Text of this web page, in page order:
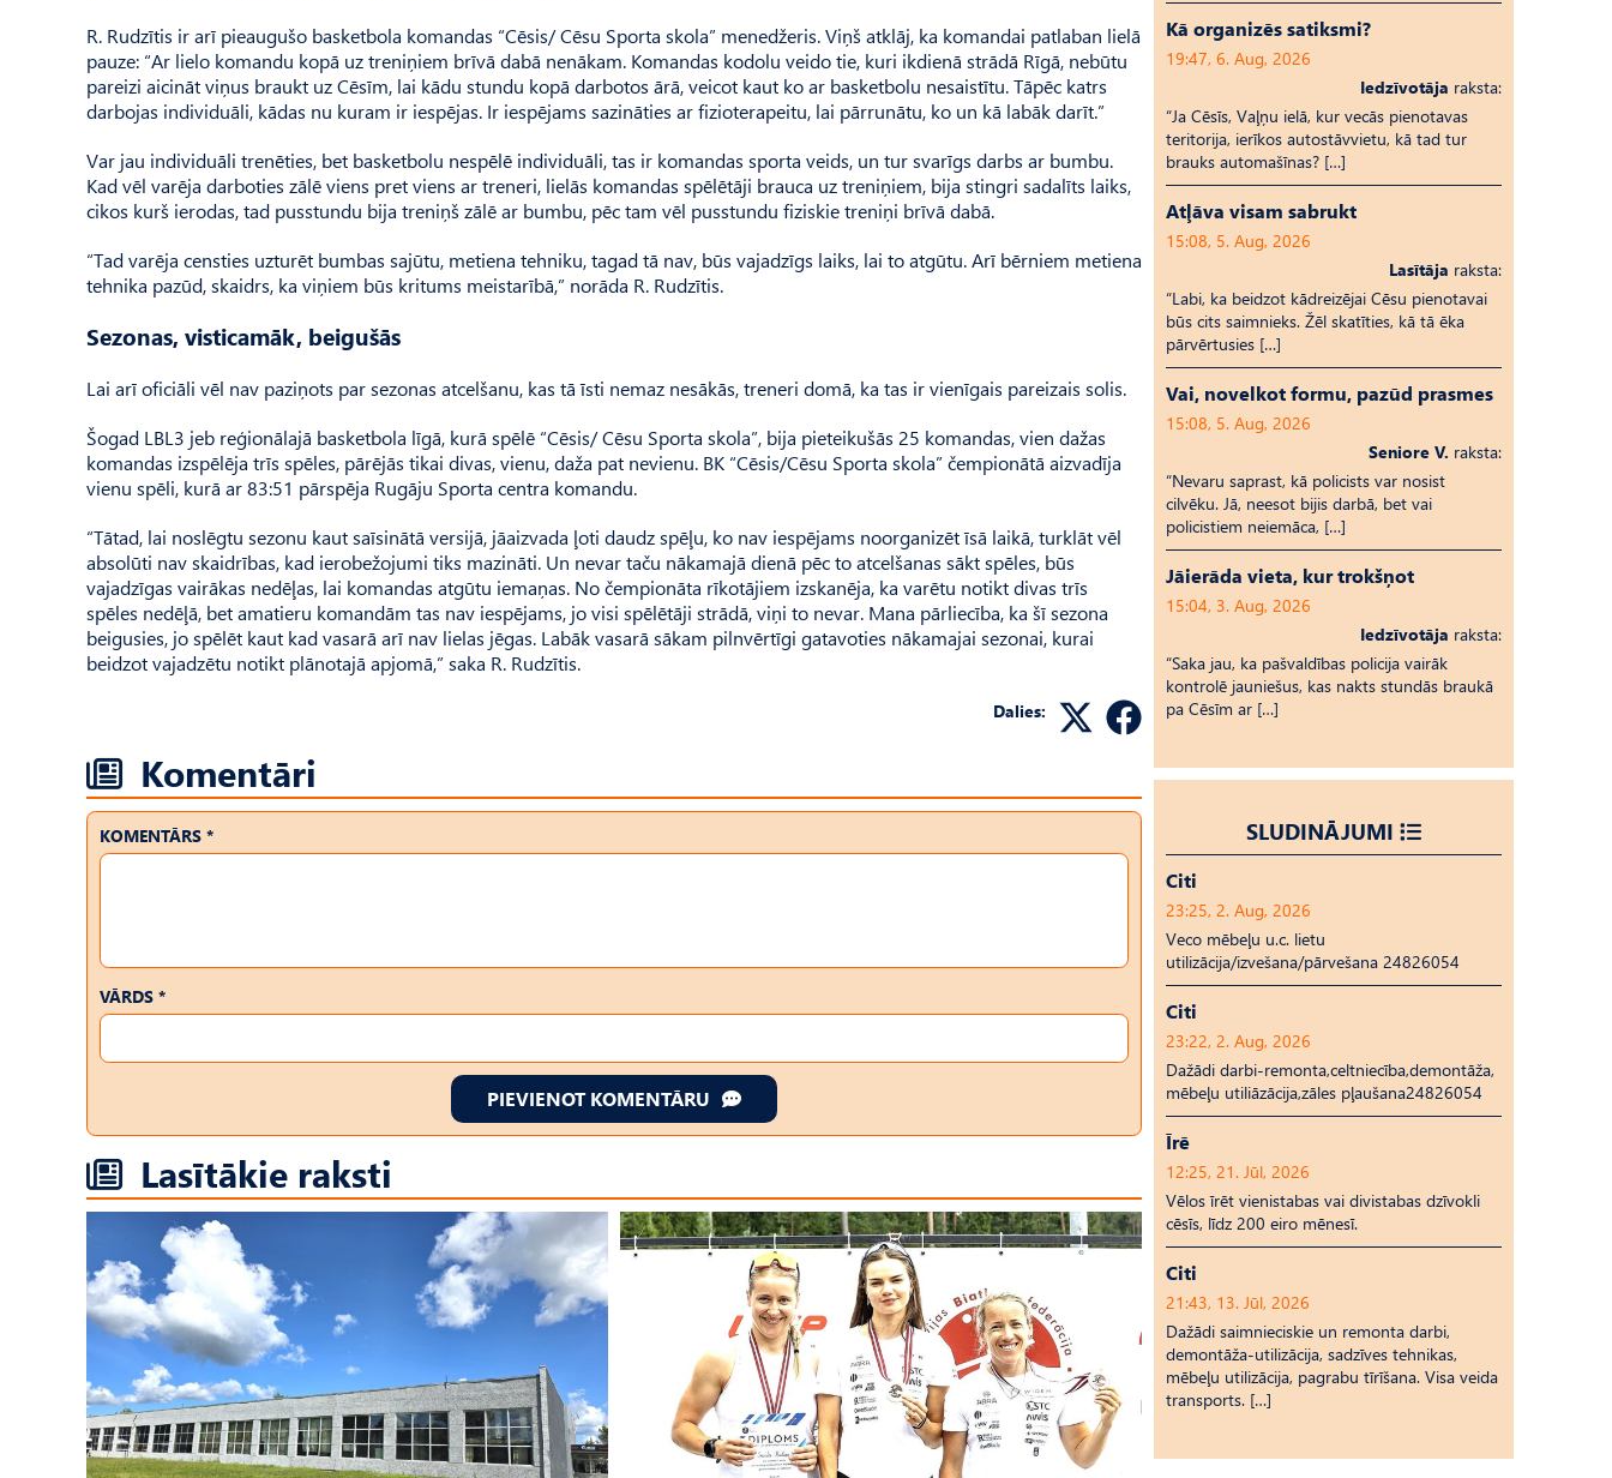
R. Rudzītis ir arī pieaugušo basketbola komandas “Cēsis/ Cēsu Sporta skola” menedžeris. Viņš atklāj, ka komandai patlaban lielā
pauze: “Ar lielo komandu kopā uz treniņiem brīvā dabā nenākam. Komandas kodolu veido tie, kuri ikdienā strādā Rīgā, nebūtu
pareizi aicināt viņus braukt uz Cēsīm, lai kādu stundu kopā darbotos ārā, veicot kaut ko ar basketbolu nesaistītu. Tāpēc katrs
darbojas individuāli, kādas nu kuram ir iespējas. Ir iespējams sazināties ar fizioterapeitu, lai pārrunātu, ko un kā labāk darīt.”
Var jau individuāli trenēties, bet basketbolu nespēlē individuāli, tas ir komandas sporta veids, un tur svarīgs darbs ar bumbu.
Kad vēl varēja darboties zālē viens pret viens ar treneri, lielās komandas spēlētāji brauca uz treniņiem, bija stingri sadalīts laiks,
cikos kurš ierodas, tad pusstundu bija treniņš zālē ar bumbu, pēc tam vēl pusstundu fiziskie treniņi brīvā dabā.
“Tad varēja censties uzturēt bumbas sajūtu, metiena tehniku, tagad tā nav, būs vajadzīgs laiks, lai to atgūtu. Arī bērniem metiena
tehnika pazūd, skaidrs, ka viņiem būs kritums meistarībā,” norāda R. Rudzītis.
Sezonas, visticamāk, beigušās
Lai arī oficiāli vēl nav paziņots par sezonas atcelšanu, kas tā īsti nemaz nesākās, treneri domā, ka tas ir vienīgais pareizais solis.
Šogad LBL3 jeb reģionālajā basketbola līgā, kurā spēlē “Cēsis/ Cēsu Sporta skola”, bija pieteikušās 25 komandas, vien dažas
komandas izspēlēja trīs spēles, pārējās tikai divas, vienu, daža pat nevienu. BK “Cēsis/Cēsu Sporta skola” čempionātā aizvadīja
vienu spēli, kurā ar 83:51 pārspēja Rugāju Sporta centra komandu.
“Tātad, lai noslēgtu sezonu kaut saīsinātā versijā, jāaizvada ļoti daudz spēļu, ko nav iespējams noorganizēt īsā laikā, turklāt vēl
absolūti nav skaidrības, kad ierobežojumi tiks mazināti. Un nevar taču nākamajā dienā pēc to atcelšanas sākt spēles, būs
vajadzīgas vairākas nedēļas, lai komandas atgūtu iemaņas. No čempionāta rīkotājiem izskanēja, ka varētu notikt divas trīs
spēles nedēļā, bet amatieru komandām tas nav iespējams, jo visi spēlētāji strādā, viņi to nevar. Mana pārliecība, ka šī sezona
beigusies, jo spēlēt kaut kad vasarā arī nav lielas jēgas. Labāk vasarā sākam pilnvērtīgi gatavoties nākamajai sezonai, kurai
beidzot vajadzētu notikt plānotajā apjomā,” saka R. Rudzītis.
Dalies:
Komentāri
KOMENTĀRS *
VĀRDS *
PIEVIENOT KOMENTĀRU
Lasītākie raksti
Kā organizēs satiksmi?
19:47, 6. Aug, 2026
Iedzīvotāja raksta:
“Ja Cēsīs, Vaļņu ielā, kur vecās pienotavas
teritorija, ierīkos autostāvvietu, kā tad tur
brauks automašīnas? […]
Atļāva visam sabrukt
15:08, 5. Aug, 2026
Lasītāja raksta:
“Labi, ka beidzot kādreizējai Cēsu pienotavai
būs cits saimnieks. Žēl skatīties, kā tā ēka
pārvērtusies […]
Vai, novelkot formu, pazūd prasmes
15:08, 5. Aug, 2026
Seniore V. raksta:
“Nevaru saprast, kā policists var nosist
cilvēku. Jā, neesot bijis darbā, bet vai
policistiem neiemāca, […]
Jāierāda vieta, kur trokšņot
15:04, 3. Aug, 2026
Iedzīvotāja raksta:
“Saka jau, ka pašvaldības policija vairāk
kontrolē jauniešus, kas nakts stundās braukā
pa Cēsīm ar […]
SLUDINĀJUMI
Citi
23:25, 2. Aug, 2026
Veco mēbeļu u.c. lietu
utilizācija/izvešana/pārvešana 24826054
Citi
23:22, 2. Aug, 2026
Dažādi darbi-remonta,celtniecība,demontāža,
mēbeļu utiliāzācija,zāles pļaušana24826054
Īrē
12:25, 21. Jūl, 2026
Vēlos īrēt vienistabas vai divistabas dzīvokli
cēsīs, līdz 200 eiro mēnesī.
Citi
21:43, 13. Jūl, 2026
Dažādi saimnieciskie un remonta darbi,
demontāža-utilizācija, sadzīves tehnikas,
mēbeļu utilizācija, pagrabu tīrīšana. Visa veida
transports. […]